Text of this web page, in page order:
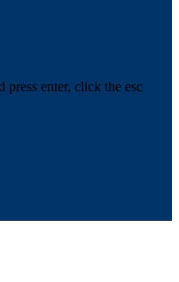
enter, click the esc